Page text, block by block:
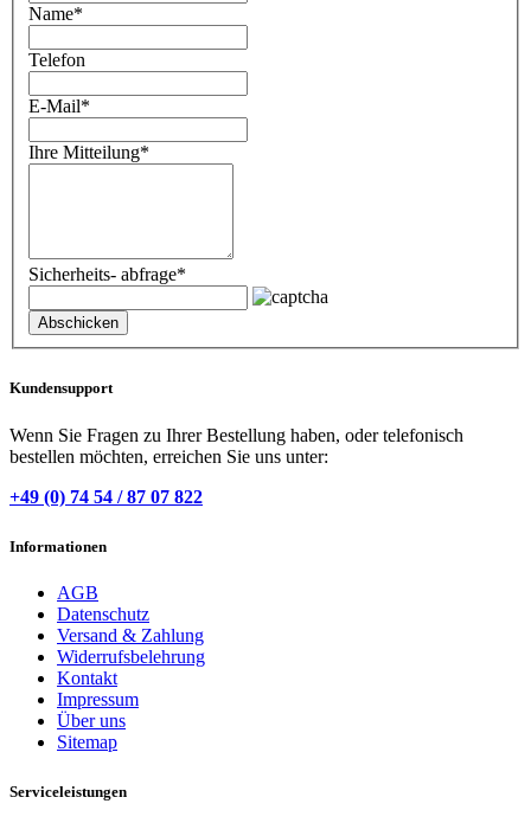
Name*
Telefon
E-Mail*
Ihre Mitteilung*
Sicherheits- abfrage*
Kundensupport
Wenn Sie Fragen zu Ihrer Bestellung haben, oder telefonisch
bestellen möchten, erreichen Sie uns unter:
+49 (0) 74 54 / 87 07 822
Informationen
AGB
Datenschutz
Versand & Zahlung
Widerrufsbelehrung
Kontakt
Impressum
Über uns
Sitemap
Serviceleistungen